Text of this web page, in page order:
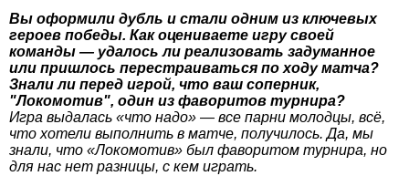
Вы оформили дубль и стали одним из ключевых
героев победы. Как оцениваете игру своей
команды — удалось ли реализовать задуманное
или пришлось перестраиваться по ходу матча?
Знали ли перед игрой, что ваш соперник,
"Локомотив", один из фаворитов турнира?
Игра выдалась «что надо» — все парни молодцы, всё,
что хотели выполнить в матче, получилось. Да, мы
знали, что «Локомотив» был фаворитом турнира, но
для нас нет разницы, с кем играть.